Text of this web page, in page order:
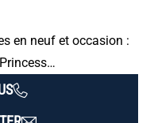
en neuf et occasion :